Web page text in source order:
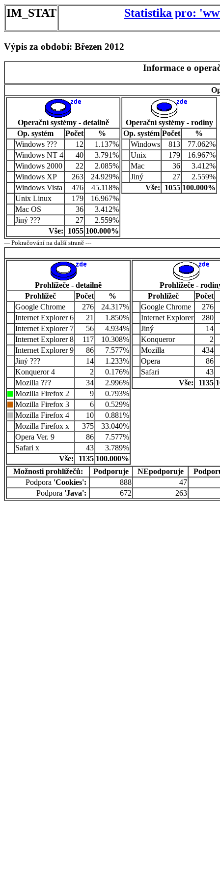
IM_STAT Statistika pro:
Výpis za období: Březen 2012
Informace o
Operační systémy - detailně
Op. systém
Počet
%
Windows ???
12
1.137%
Windows NT 4
40
3.791%
Windows 2000
22
2.085%
Windows XP
263
24.929%
Windows Vista
476
45.118%
Unix Linux
179
16.967%
Mac OS
36
3.412%
Jiný ???
27
2.559%
Vše:
1055 100.000%
Operační systémy - rodiny
Op. systém Počet
%
Windows
813
77.062%
Unix
179
16.967%
Mac
36
3.412%
Jiný
27
2.559%
Vše:
1055 100.000%
--- Pokračování na další straně ---
Prohlížeče - detailně
Prohlížeč
Počet
%
Google Chrome
276
24.317%
Internet Explorer 6
21
1.850%
Internet Explorer 7
56
4.934%
Internet Explorer 8
117
10.308%
Internet Explorer 9
86
7.577%
Jiný ???
14
1.233%
Konqueror 4
2
0.176%
Mozilla ???
34
2.996%
Mozilla Firefox 2
9
0.793%
Mozilla Firefox 3
6
0.529%
Mozilla Firefox 4
10
0.881%
Mozilla Firefox x
375
33.040%
Opera Ver. 9
86
7.577%
Safari x
43
3.789%
Vše:
1135 100.000%
Prohlížeče -
Prohlížeč
Počet
Google Chrome
276
Internet Explorer
280
Jiný
14
Konqueror
2
Mozilla
434
Opera
86
Safari
43
Vše:
1135
Možnosti prohlížečů: Podporuje NEpodporuje
Podpora 'Cookies': 888
47
Podpora 'Java': 672 263